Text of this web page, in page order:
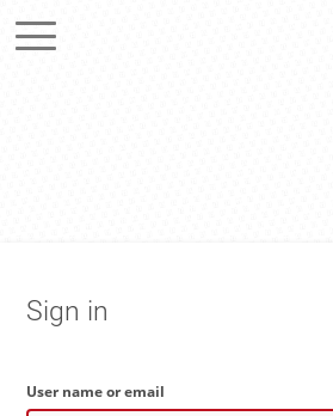
Sign in
User name or email